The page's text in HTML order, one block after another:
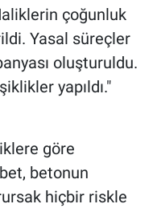
çoğunluk
Yasal süreçler
oluşturuldu.
yapıldı."
göre
betonun
hiçbir riskle